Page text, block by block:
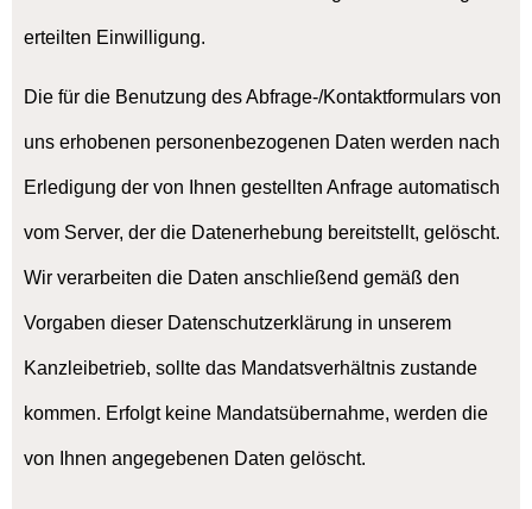
erteilten Einwilligung.
Die für die Benutzung des Abfrage-/Kontaktformulars von
uns erhobenen personenbezogenen Daten werden nach
Erledigung der von Ihnen gestellten Anfrage automatisch
vom Server, der die Datenerhebung bereitstellt, gelöscht.
Wir verarbeiten die Daten anschließend gemäß den
Vorgaben dieser Datenschutzerklärung in unserem
Kanzleibetrieb, sollte das Mandatsverhältnis zustande
kommen. Erfolgt keine Mandatsübernahme, werden die
von Ihnen angegebenen Daten gelöscht.